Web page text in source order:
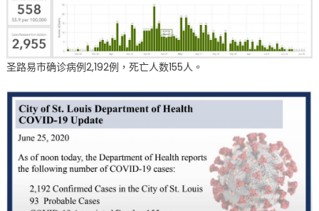
圣路易市确诊病例2,192例，死亡人数155人。